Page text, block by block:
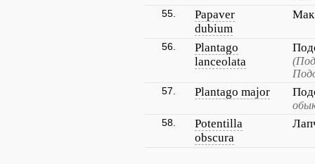
55.
Papaver
dubium
Мак
56.
Plantago
lanceolata
57. Plantago major
58.
Potentilla
obscura